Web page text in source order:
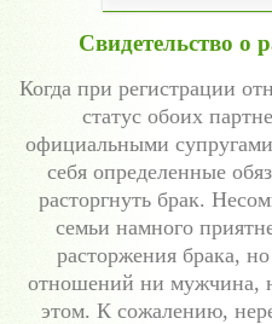
Свидетельство о
Когда при регистрации
статус обоих
официальными
себя определенные
расторгнуть брак.
семьи намного
расторжения брака,
отношений ни мужчина,
этом. К сожалению,